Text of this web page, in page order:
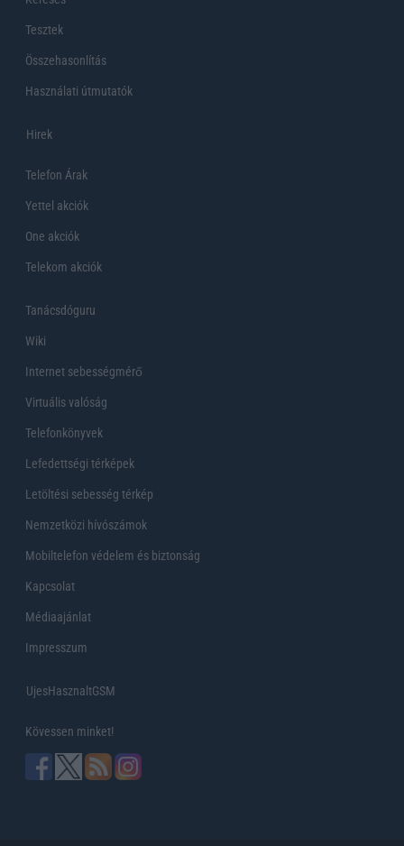
Tesztek
Összehasonlítás
Használati útmutatók
Hirek
Telefon Árak
Yettel akciók
One akciók
Telekom akciók
Tanácsdóguru
Wiki
Internet sebességmérő
Virtuális valóság
Telefonkönyvek
Lefedettségi térképek
Letöltési sebesség térkép
Nemzetközi hívószámok
Mobiltelefon védelem és biztonság
Kapcsolat
Médiaajánlat
Impresszum
UjesHasznaltGSM
Kövessen minket!